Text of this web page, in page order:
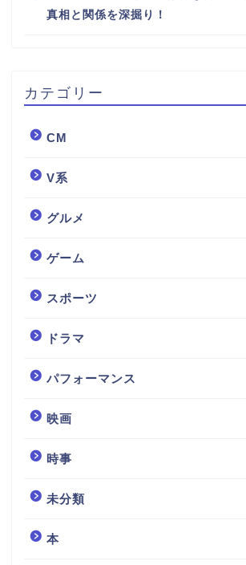
真相と関係を深掘り！
カテゴリー
CM
V系
グルメ
ゲーム
スポーツ
ドラマ
パフォーマンス
映画
時事
未分類
本